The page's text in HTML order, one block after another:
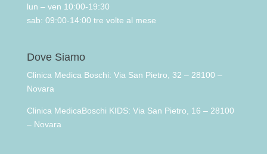
lun – ven 10:00-19:30
sab: 09:00-14:00 tre volte al mese
Dove Siamo
Clinica Medica Boschi: Via San Pietro, 32 – 28100 –
Novara
Clinica MedicaBoschi KIDS: Via San Pietro, 16 – 28100
– Novara